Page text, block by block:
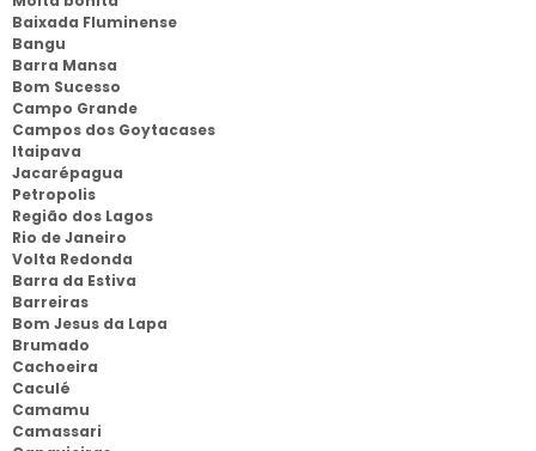
Baixada Fluminense
Bangu
Barra Mansa
Bom Sucesso
Campo Grande
Campos dos Goytacases
Itaipava
Jacarépagua
Petropolis
Região dos Lagos
Rio de Janeiro
Volta Redonda
Barra da Estiva
Barreiras
Bom Jesus da Lapa
Brumado
Cachoeira
Caculé
Camamu
Camassari